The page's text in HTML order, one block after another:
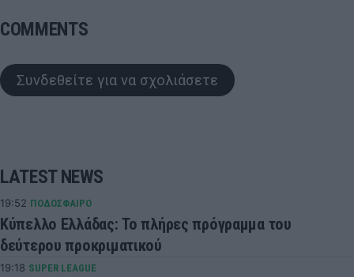
COMMENTS
Συνδεθείτε για να σχολιάσετε
LATEST NEWS
19:52 ΠΟΔΟΣΦΑΙΡΟ
Κύπελλο Ελλάδας: Το πλήρες πρόγραμμα του
δεύτερου προκριματικού
19:18 SUPER LEAGUE